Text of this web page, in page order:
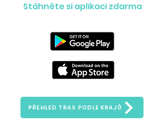
Stáhněte si aplikaci zdarma
PŘEHLED TRAS PODLE KRAJŮ